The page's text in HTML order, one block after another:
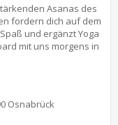
Asanas des
fordern dich auf dem
und ergänzt Yoga
mit uns morgens in
Osnabrück